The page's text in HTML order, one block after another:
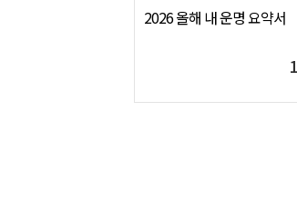
2026 올해 내 운명 요약서